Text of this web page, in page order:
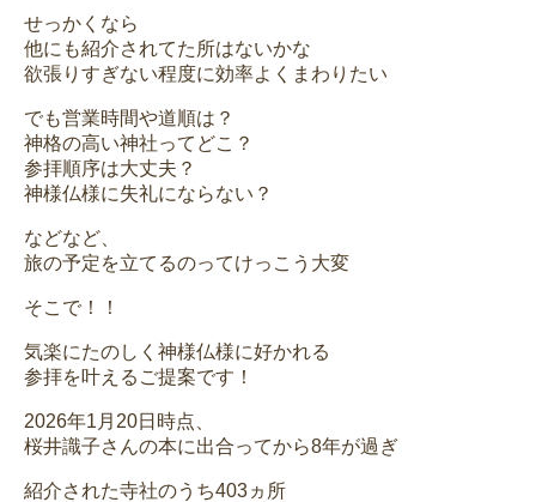
せっかくなら
他にも紹介されてた所はないかな
欲張りすぎない程度に効率よくまわりたい
でも営業時間や道順は？
神格の高い神社ってどこ？
参拝順序は大丈夫？
神様仏様に失礼にならない？
などなど、
旅の予定を立てるのってけっこう大変
そこで！！
気楽にたのしく神様仏様に好かれる
参拝を叶えるご提案です！
2026年1月20日時点、
桜井識子さんの本に出合ってから8年が過ぎ
紹介された寺社のうち403ヵ所